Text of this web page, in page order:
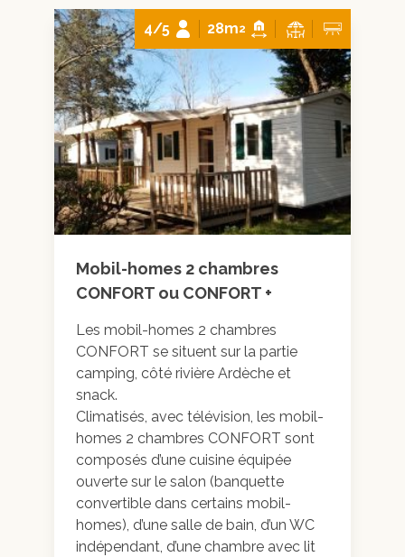
4/5 28m2
Galerie photo
Mobil-homes 2 chambres
CONFORT ou CONFORT +
Les mobil-homes 2 chambres
CONFORT se situent sur la partie
camping, côté rivière Ardèche et
snack.
Climatisés, avec télévision, les mobil-
homes 2 chambres CONFORT sont
composés d’une cuisine équipée
ouverte sur le salon (banquette
convertible dans certains mobil-
homes), d’une salle de bain, d’un WC
indépendant, d’une chambre avec lit